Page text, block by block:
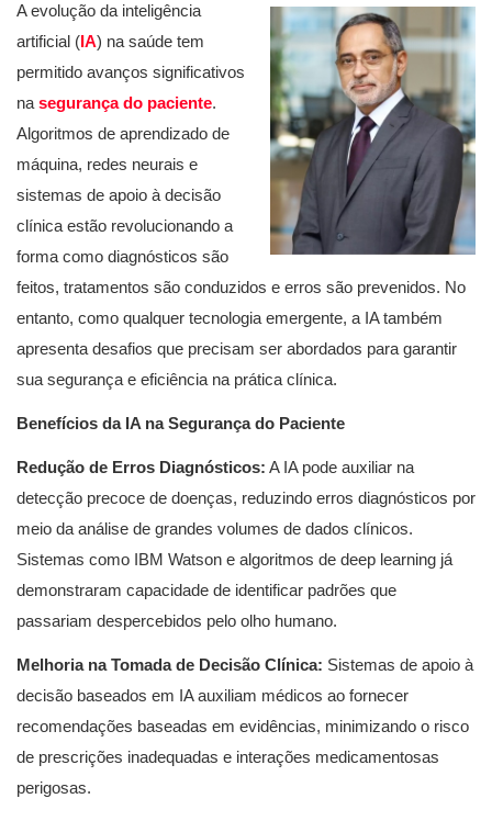
A evolução da inteligência
artificial (IA) na saúde tem
permitido avanços significativos
na segurança do paciente.
Algoritmos de aprendizado de
máquina, redes neurais e
sistemas de apoio à decisão
clínica estão revolucionando a
forma como diagnósticos são
feitos, tratamentos são conduzidos e erros são prevenidos. No
entanto, como qualquer tecnologia emergente, a IA também
apresenta desafios que precisam ser abordados para garantir
sua segurança e eficiência na prática clínica.
Benefícios da IA na Segurança do Paciente
Redução de Erros Diagnósticos: A IA pode auxiliar na
detecção precoce de doenças, reduzindo erros diagnósticos por
meio da análise de grandes volumes de dados clínicos.
Sistemas como IBM Watson e algoritmos de deep learning já
demonstraram capacidade de identificar padrões que
passariam despercebidos pelo olho humano.
Melhoria na Tomada de Decisão Clínica: Sistemas de apoio à
decisão baseados em IA auxiliam médicos ao fornecer
recomendações baseadas em evidências, minimizando o risco
de prescrições inadequadas e interações medicamentosas
perigosas.